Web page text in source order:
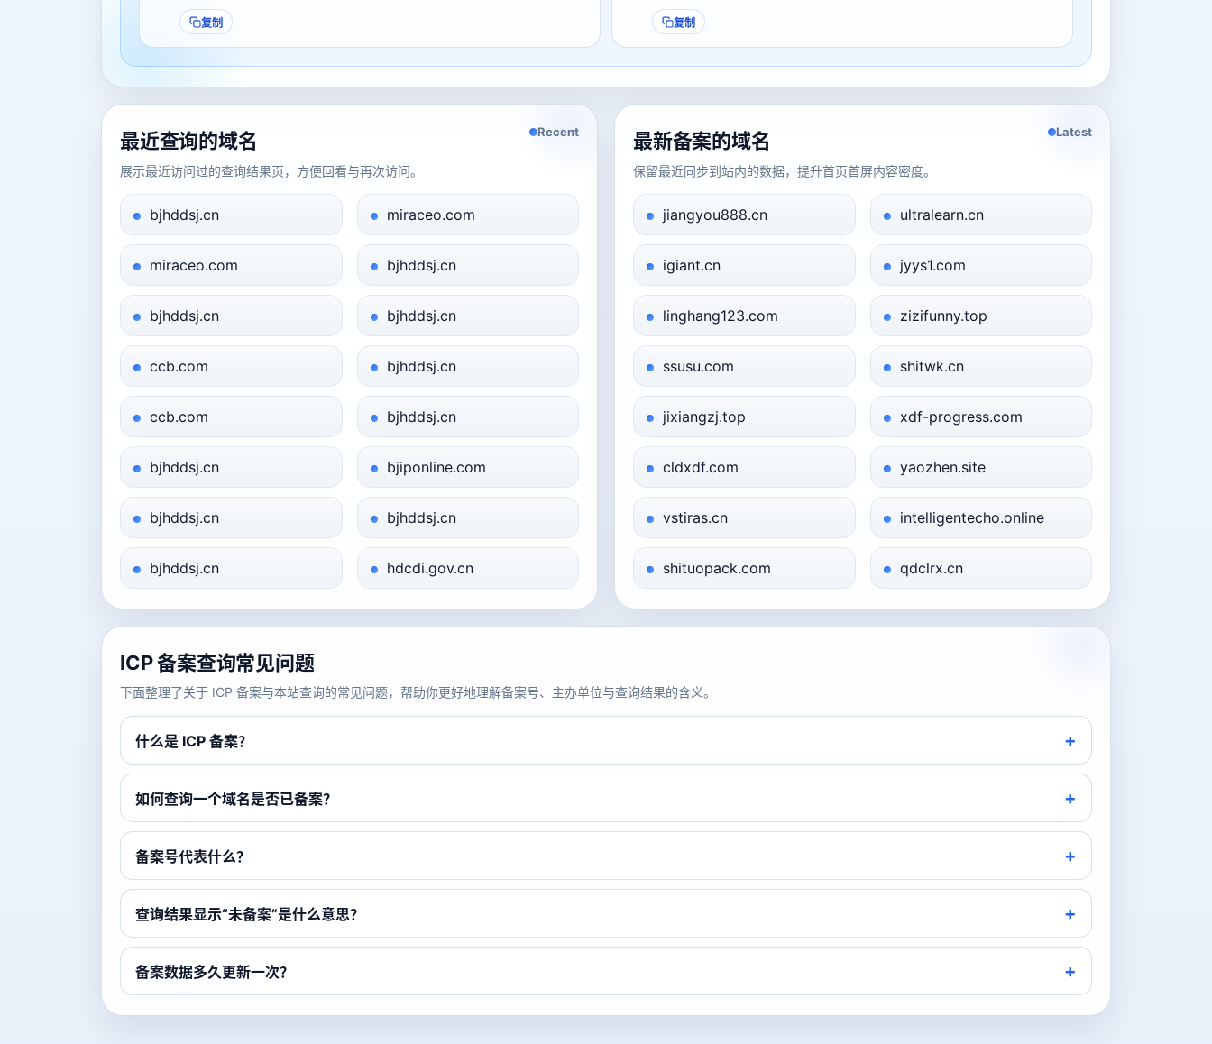
复制 复制
最近查询的域名
展示最近访问过的查询结果页，方便回看与再次访问。
Recent
bjhddsj.cn miraceo.com
miraceo.com bjhddsj.cn
bjhddsj.cn bjhddsj.cn
ccb.com bjhddsj.cn
ccb.com bjhddsj.cn
bjhddsj.cn bjiponline.com
bjhddsj.cn bjhddsj.cn
bjhddsj.cn hdcdi.gov.cn
最新备案的域名
保留最近同步到站内的数据，提升首页首屏内容密度。
Latest
jiangyou888.cn ultralearn.cn
igiant.cn jyys1.com
linghang123.com zizifunny.top
ssusu.com shitwk.cn
jixiangzj.top xdf-progress.com
cldxdf.com yaozhen.site
vstiras.cn intelligentecho.online
shituopack.com qdclrx.cn
ICP 备案查询常见问题
下面整理了关于 ICP 备案与本站查询的常见问题，帮助你更好地理解备案号、主办单位与查询结果的含义。
什么是 ICP 备案？
如何查询一个域名是否已备案？
备案号代表什么？
查询结果显示“未备案”是什么意思？
备案数据多久更新一次？